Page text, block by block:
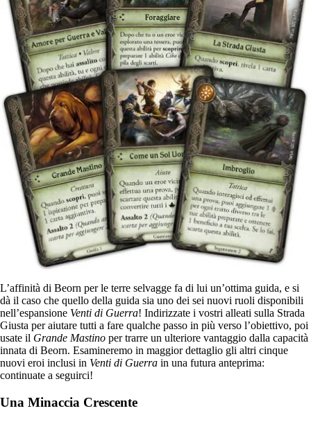
L’affinità di Beorn per le terre selvagge fa di lui un’ottima guida, e si
dà il caso che quello della guida sia uno dei sei nuovi ruoli disponibili
nell’espansione Venti di Guerra! Indirizzate i vostri alleati sulla Strada
Giusta per aiutare tutti a fare qualche passo in più verso l’obiettivo, poi
usate il Grande Mastino per trarre un ulteriore vantaggio dalla capacità
innata di Beorn. Esamineremo in maggior dettaglio gli altri cinque
nuovi eroi inclusi in Venti di Guerra in una futura anteprima:
continuate a seguirci!
Una Minaccia Crescente